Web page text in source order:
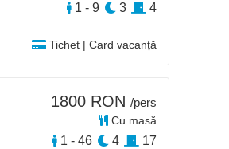
Tichet | Card vacanță
1 - 9 3 4
1800 RON /pers
Cu masă
1 - 46 4 17